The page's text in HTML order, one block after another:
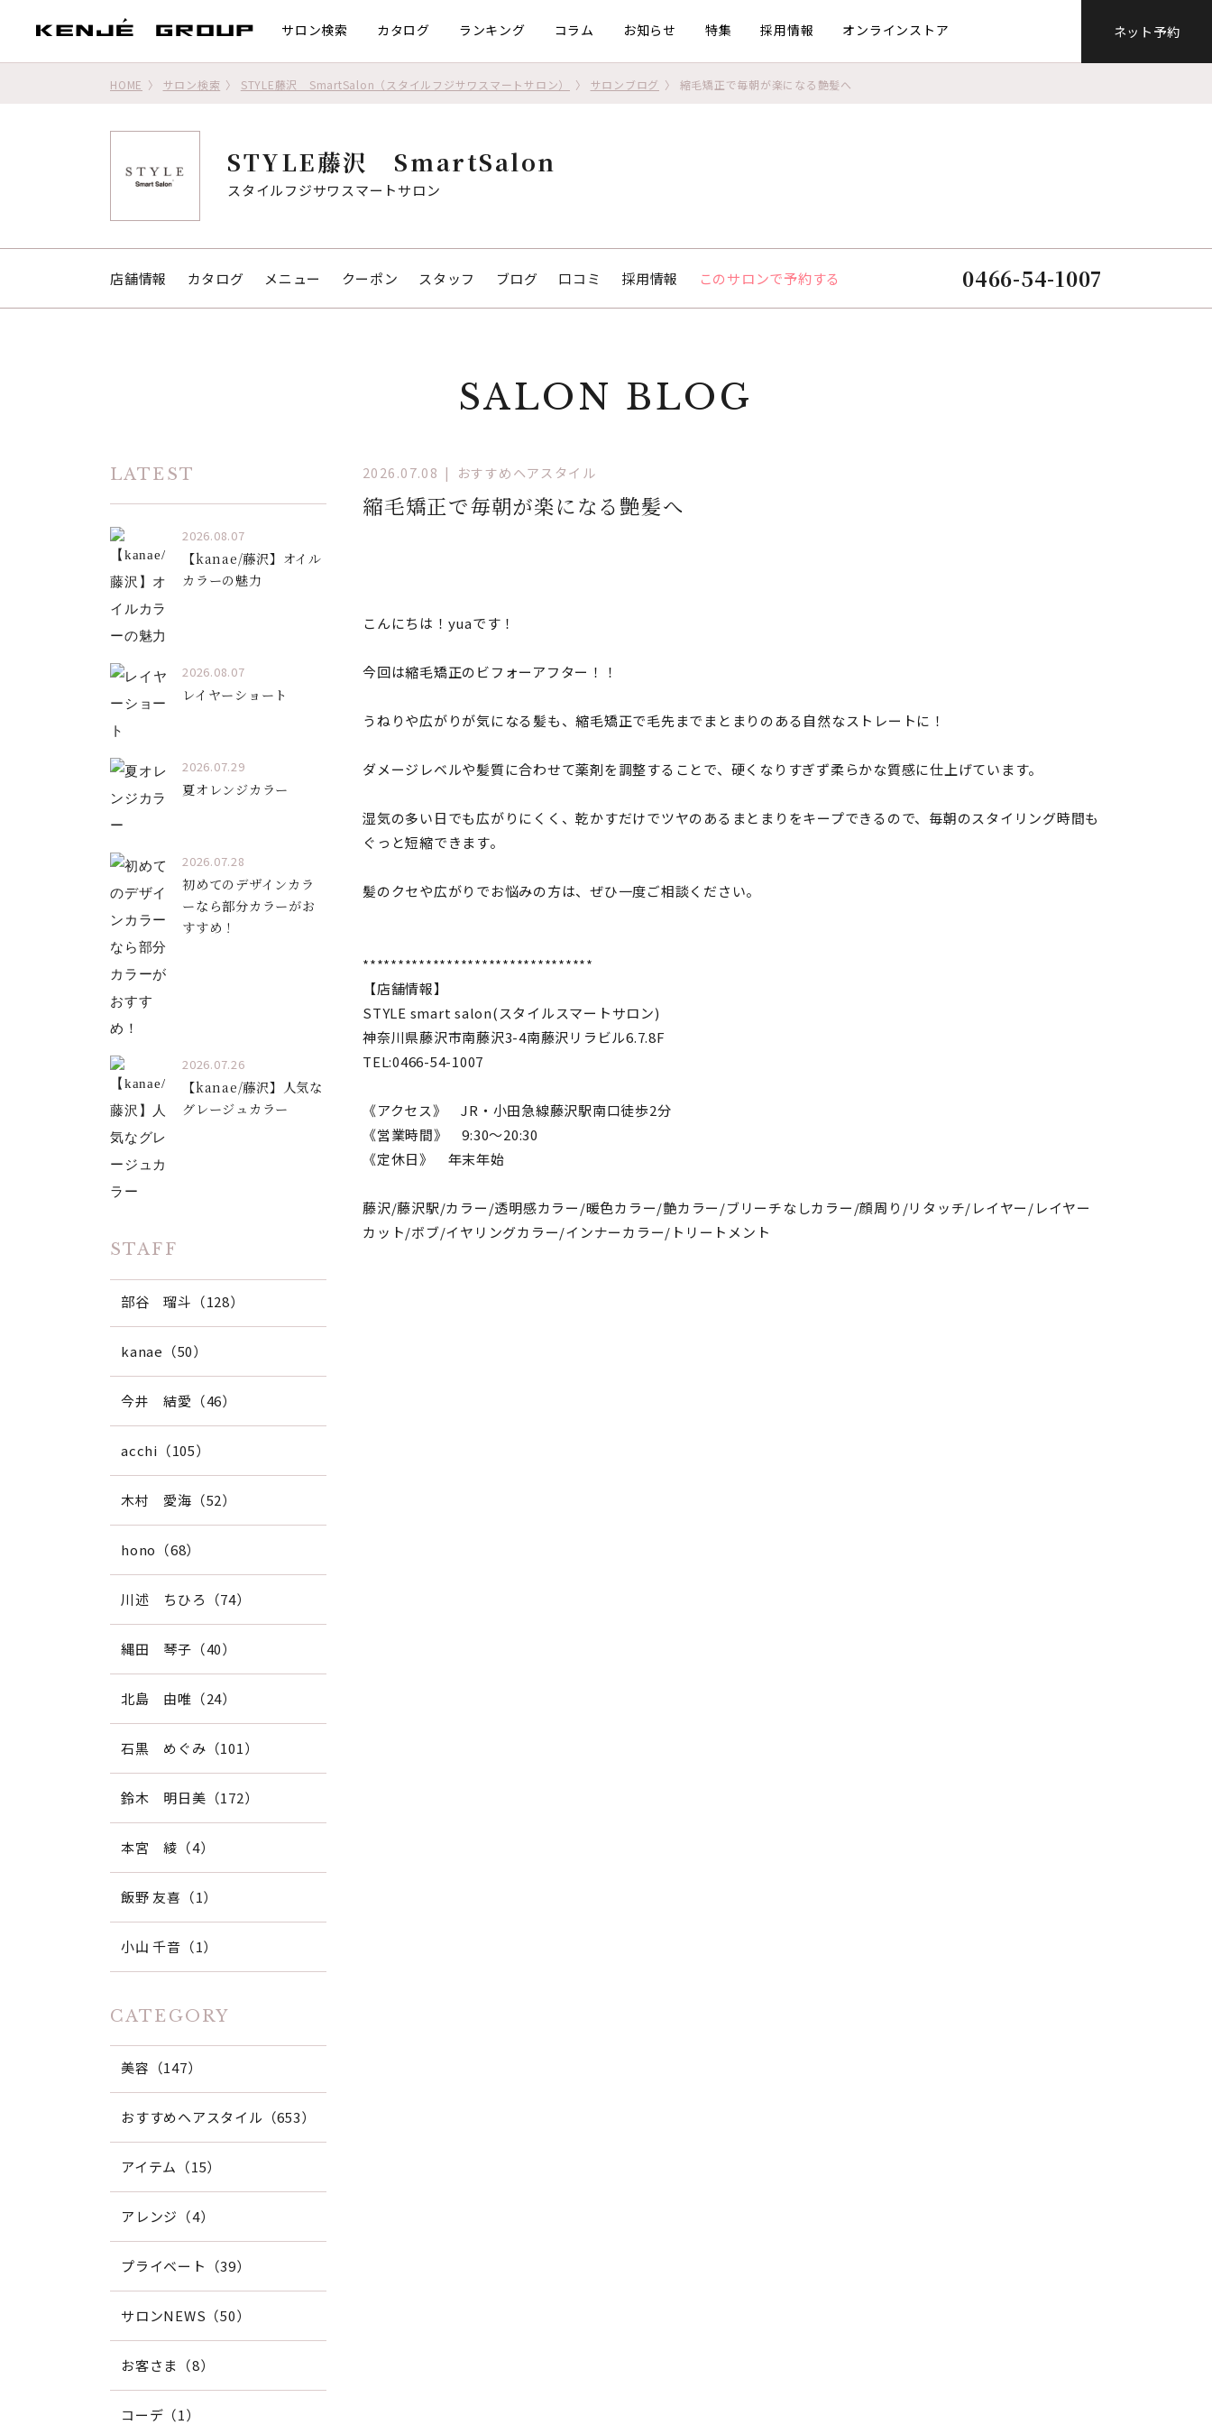
サロン検索 カタログ ランキング コラム お知らせ 特集 採用情報 オンラインストア ネット予約
HOME サロン検索 STYLE藤沢 SmartSalon（スタイルフジサワスマートサロン） サロンブログ 縮毛矯正で毎朝が楽になる艶髪へ
STYLE藤沢 SmartSalon
スタイルフジサワスマートサロン
店舗情報 カタログ メニュー クーポン スタッフ ブログ 口コミ 採用情報 このサロンで予約する 0466-54-1007
SALON BLOG
2026.07.08 おすすめヘアスタイル
縮毛矯正で毎朝が楽になる艶髪へ
こんにちは！yuaです！
今回は縮毛矯正のビフォーアフター！！
うねりや広がりが気になる髪も、縮毛矯正で毛先までまとまりのある自然なストレートに！
ダメージレベルや髪質に合わせて薬剤を調整することで、硬くなりすぎず柔らかな質感に仕上げています。
湿気の多い日でも広がりにくく、乾かすだけでツヤのあるまとまりをキープできるので、毎朝のスタイリング時間も
ぐっと短縮できます。
髪のクセや広がりでお悩みの方は、ぜひ一度ご相談ください。
*********************************
【店舗情報】
STYLE smart salon(スタイルスマートサロン)
神奈川県藤沢市南藤沢3-4南藤沢リラビル6.7.8F
TEL:0466-54-1007
《アクセス》 JR・小田急線藤沢駅南口徒歩2分
《営業時間》 9:30〜20:30
《定休日》 年末年始
藤沢/藤沢駅/カラー/透明感カラー/暖色カラー/艶カラー/ブリーチなしカラー/顔周り/リタッチ/レイヤー/レイヤー
カット/ボブ/イヤリングカラー/インナーカラー/トリートメント
LATEST
2026.08.07
【kanae/藤沢】オイル
カラーの魅力
2026.08.07
レイヤーショート
2026.07.29
夏オレンジカラー
2026.07.28
初めてのデザインカラ
ーなら部分カラーがお
すすめ！
2026.07.26
【kanae/藤沢】人気な
グレージュカラー
STAFF
部谷 瑠斗（128）
kanae（50）
今井 結愛（46）
acchi（105）
木村 愛海（52）
hono（68）
川述 ちひろ（74）
縄田 琴子（40）
北島 由唯（24）
石黒 めぐみ（101）
鈴木 明日美（172）
本宮 綾（4）
飯野 友喜（1）
小山 千音（1）
CATEGORY
美容（147）
おすすめヘアスタイル（653）
アイテム（15）
アレンジ（4）
プライベート（39）
サロンNEWS（50）
お客さま（8）
コーデ（1）